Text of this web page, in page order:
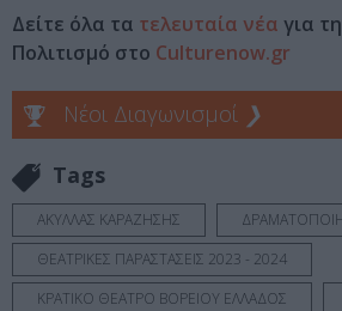
Δείτε όλα τα τελευταία νέα για
Πολιτισμό στο Culturenow.gr
Νέοι Διαγωνισμοί ❯
Tags
ΑΚΥΛΛΑΣ ΚΑΡΑΖΗΣΗΣ
ΘΕΑΤΡΙΚΕΣ ΠΑΡΑΣΤΑΣΕΙΣ 2023 - 2024
ΚΡΑΤΙΚΟ ΘΕΑΤΡΟ ΒΟΡΕΙΟΥ ΕΛΛΑΔΟΣ